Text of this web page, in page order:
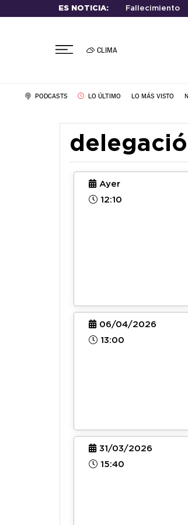
ES NOTICIA: Fallecimiento
CLIMA
PODCASTS LO ÚLTIMO LO MÁS VISTO
Ayer
12:10
06/04/2026
13:00
31/03/2026
15:40